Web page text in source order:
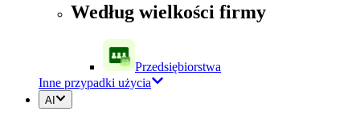
Według wielkości firmy
Przedsiębiorstwa
Inne przypadki użycia
AI